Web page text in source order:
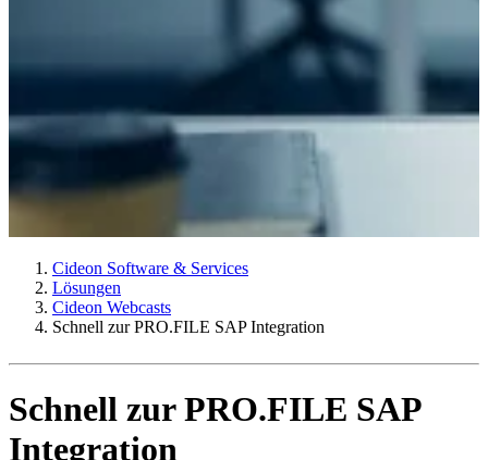
Cideon Software & Services
Lösungen
Cideon Webcasts
Schnell zur PRO.FILE SAP Integration
Schnell zur PRO.FILE SAP
Integration